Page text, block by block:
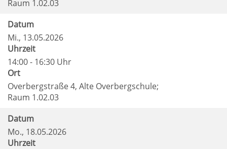
Raum 1.02.03
Datum
Mi., 13.05.2026
Uhrzeit
14:00 - 16:30 Uhr
Ort
Overbergstraße 4, Alte Overbergschule;
Raum 1.02.03
Datum
Mo., 18.05.2026
Uhrzeit